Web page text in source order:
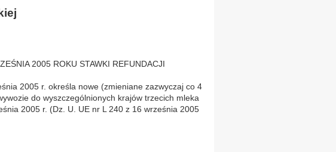
2005 ROKU STAWKI REFUNDACJI
2005 r. określa nowe (zmieniane zazwyczaj co 4
do wyszczególnionych krajów trzecich mleka
2005 r. (Dz. U. UE nr L 240 z 16 września 2005